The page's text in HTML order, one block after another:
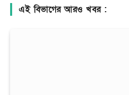
এই বিভাগের আরও খবর :